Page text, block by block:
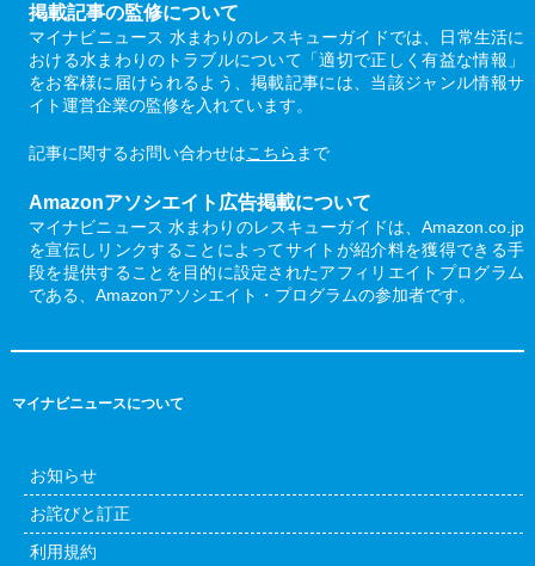
掲載記事の監修について
マイナビニュース 水まわりのレスキューガイドでは、日常生活に
おける水まわりのトラブルについて「適切で正しく有益な情報」
をお客様に届けられるよう、掲載記事には、当該ジャンル情報サ
イト運営企業の監修を入れています。
記事に関するお問い合わせはこちら まで
Amazonアソシエイト広告掲載について
マイナビニュース 水まわりのレスキューガイドは、Amazon.co.jp
を宣伝しリンクすることによってサイトが紹介料を獲得できる手
段を提供することを目的に設定されたアフィリエイトプログラム
である、Amazonアソシエイト・プログラムの参加者です。
マイナビニュースについて
お知らせ
お詫びと訂正
利用規約